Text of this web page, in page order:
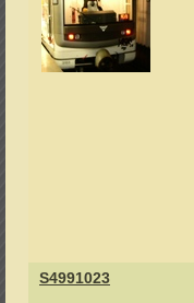
S4991023